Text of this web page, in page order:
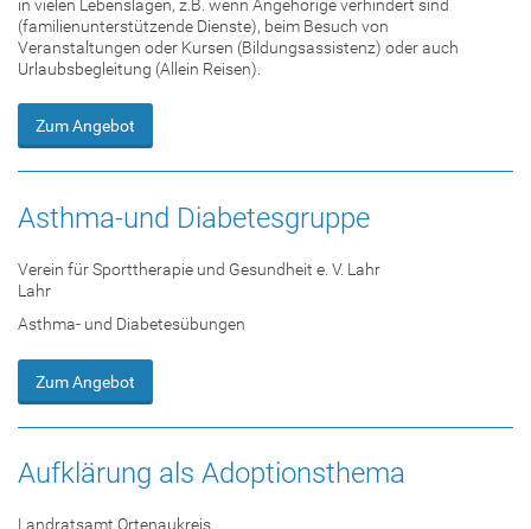
in vielen Lebenslagen, z.B. wenn Angehörige verhindert sind
(familienunterstützende Dienste), beim Besuch von
Veranstaltungen oder Kursen (Bildungsassistenz) oder auch
Urlaubsbegleitung (Allein Reisen).
Zum Angebot
Asthma-und Diabetesgruppe
Verein für Sporttherapie und Gesundheit e. V. Lahr
Lahr
Asthma- und Diabetesübungen
Zum Angebot
Aufklärung als Adoptionsthema
Landratsamt Ortenaukreis